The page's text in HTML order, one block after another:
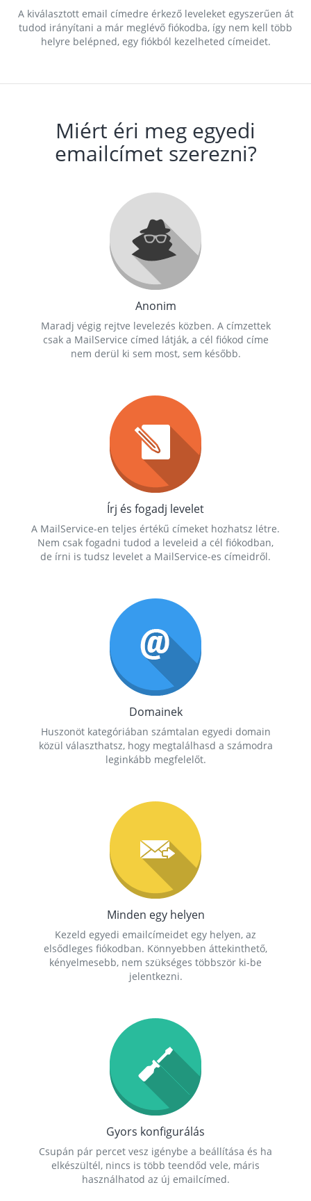
A kiválasztott email címedre érkező leveleket egyszerűen át
tudod irányítani a már meglévő fiókodba, így nem kell több
helyre belépned, egy fiókból kezelheted címeidet.
Miért éri meg egyedi
emailcímet szerezni?
Anonim
Maradj végig rejtve levelezés közben. A címzettek
csak a MailService címed látják, a cél fiókod címe
nem derül ki sem most, sem később.
Írj és fogadj levelet
A MailService-en teljes értékű címeket hozhatsz létre.
Nem csak fogadni tudod a leveleid a cél fiókodban,
de írni is tudsz levelet a MailService-es címeidről.
Domainek
Huszonöt kategóriában számtalan egyedi domain
közül választhatsz, hogy megtalálhasd a számodra
leginkább megfelelőt.
Minden egy helyen
Kezeld egyedi emailcímeidet egy helyen, az
elsődleges fiókodban. Könnyebben áttekinthető,
kényelmesebb, nem szükséges többször ki-be
jelentkezni.
Gyors konfigurálás
Csupán pár percet vesz igénybe a beállítása és ha
elkészültél, nincs is több teendőd vele, máris
használhatod az új emailcímed.